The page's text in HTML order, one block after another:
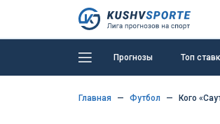
Прогнозы Топ
Главная Футбол Кого